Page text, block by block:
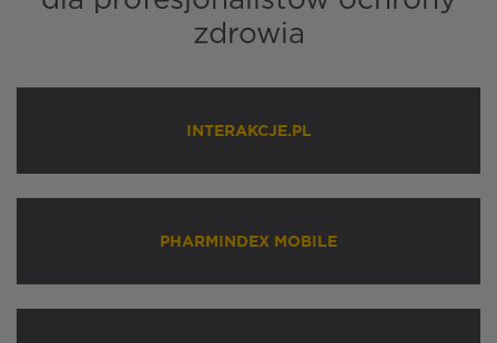
zdrowia
INTERAKCJE.PL
PHARMINDEX MOBILE